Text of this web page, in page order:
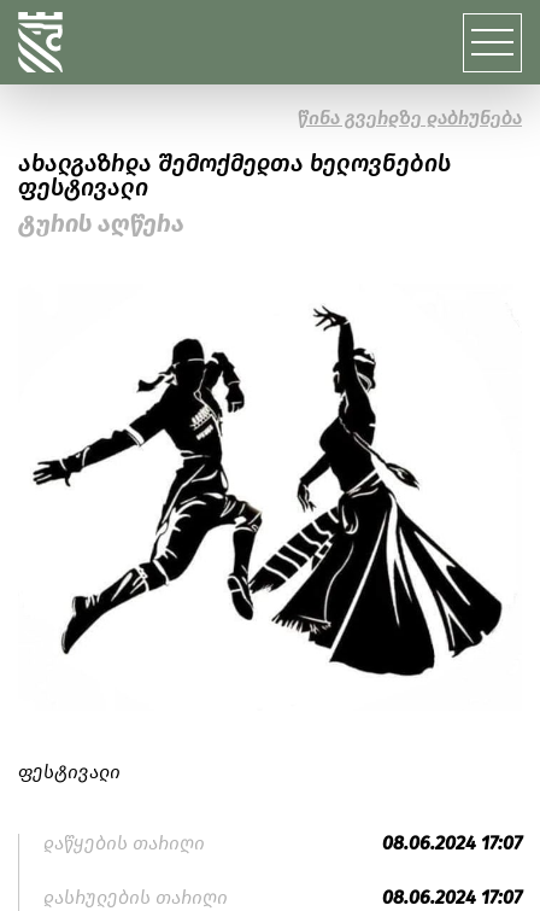
ახალგაზრდა შემოქმედთა ხელოვნების
ფესტივალი
ტურის აღწერა
წინა გვერდზე დაბრუნება
ფესტივალი
დაწყების თარიღი 08.06.2024 17:07
დასრულების თარიღი 08.06.2024 17:07